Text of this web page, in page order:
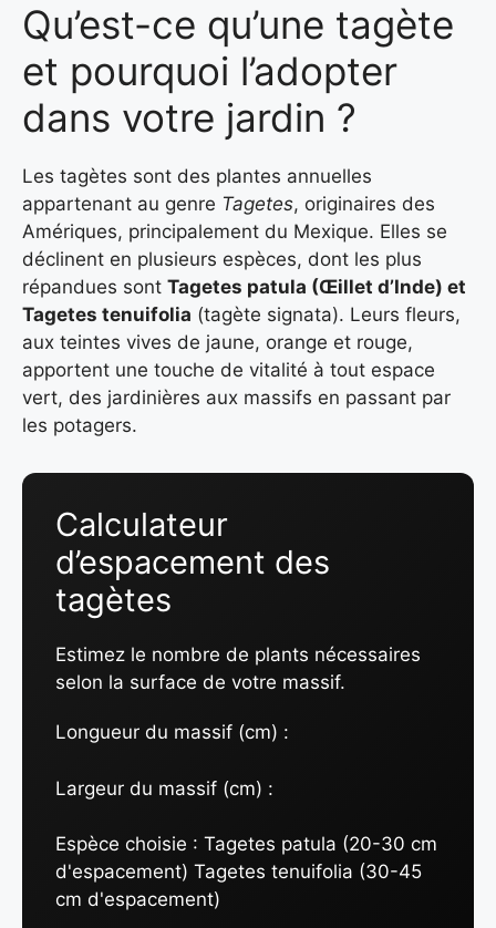
Qu’est-ce qu’une tagète
et pourquoi l’adopter
dans votre jardin ?
Les tagètes sont des plantes annuelles
appartenant au genre Tagetes, originaires des
Amériques, principalement du Mexique. Elles se
déclinent en plusieurs espèces, dont les plus
répandues sont Tagetes patula (Œillet d’Inde) et
Tagetes tenuifolia (tagète signata). Leurs fleurs,
aux teintes vives de jaune, orange et rouge,
apportent une touche de vitalité à tout espace
vert, des jardinières aux massifs en passant par
les potagers.
Calculateur
d’espacement des
tagètes
Estimez le nombre de plants nécessaires
selon la surface de votre massif.
Longueur du massif (cm) :
Largeur du massif (cm) :
Espèce choisie : Tagetes patula (20-30 cm
d'espacement) Tagetes tenuifolia (30-45
cm d'espacement)